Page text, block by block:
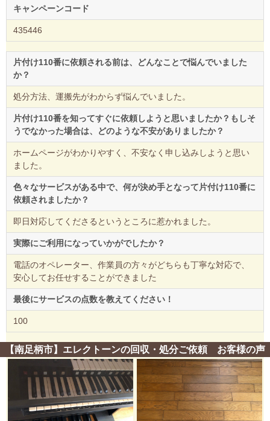
キャンペーンコード
435446
片付け110番に依頼される前は、どんなことで悩んでいました
か？
処分方法、運搬先がわからず悩んでいました。
片付け110番を知ってすぐに依頼しようと思いましたか？もしそ
うでなかった場合は、どのような不安がありましたか？
ホームページがわかりやすく、不安なく申し込みしようと思い
ました。
色々なサービスがある中で、何が決め手となって片付け110番に
依頼されましたか？
即日対応してくださるというところに惹かれました。
実際にご利用になっていかがでしたか？
電話のオペレーター、作業員の方々がどちらも丁寧な対応で、
安心してお任せすることができました
最後にサービスの点数を教えてください！
100
【南足柄市】エレクトーンの回収・処分ご依頼 お客様の声